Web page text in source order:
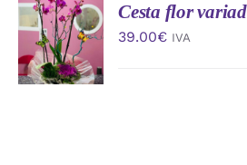
AÑADIR
AL
CARRITO
/
DETALLES
Cesta flor
39.00€ IVA